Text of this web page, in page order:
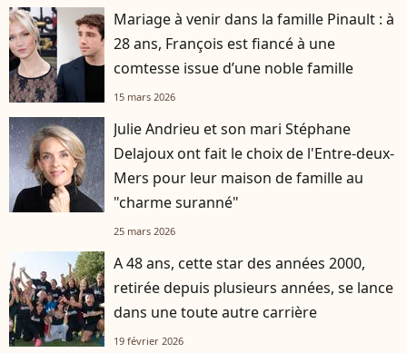
Mariage à venir dans la famille Pinault : à
28 ans, François est fiancé à une
comtesse issue d’une noble famille
15 mars 2026
Julie Andrieu et son mari Stéphane
Delajoux ont fait le choix de l'Entre-deux-
Mers pour leur maison de famille au
"charme suranné"
25 mars 2026
A 48 ans, cette star des années 2000,
retirée depuis plusieurs années, se lance
dans une toute autre carrière
19 février 2026